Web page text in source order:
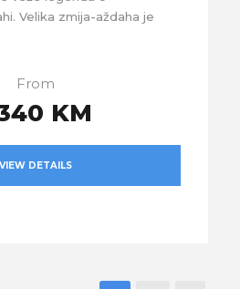
Velika zmija-aždaha je
From
KM
VIEW DETAILS